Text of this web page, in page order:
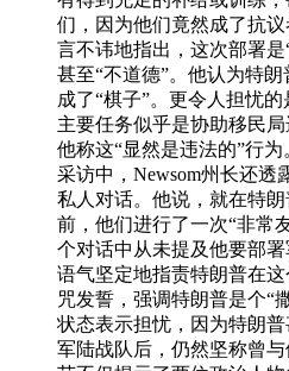
们，因为他们竟然成了抗
言不讳地指出，这次部署是
甚至“不道德”。他认为特
成了“棋子”。更令人担忧
主要任务似乎是协助移民
他称这“显然是违法的”行为
采访中，Newsom州长还透
私人对话。他说，就在特
前，他们进行了一次“非常
个对话中从未提及他要部
语气坚定地指责特朗普在
咒发誓，强调特朗普是个“
状态表示担忧，因为特朗
军陆战队后，仍然坚称曾